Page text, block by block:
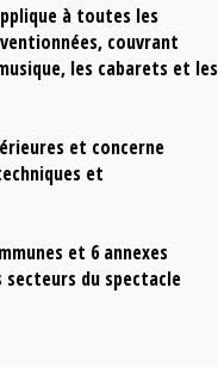
à toutes les
couvrant
les cabarets et les
et concerne
et
et 6 annexes
du spectacle